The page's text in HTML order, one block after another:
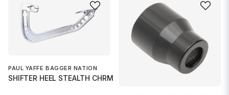
PAUL YAFFE BAGGER NATION
SHIFTER HEEL STEALTH CHRM